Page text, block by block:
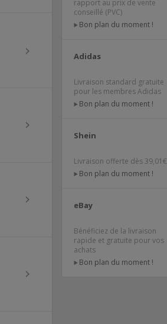
rapport au prix de vente
conseillé (PVC)
Bon plan du moment !
Adidas
Livraison standard gratuite
pour les membres Adidas
Bon plan du moment !
Shein
Livraison offerte dès 39,01€
Bon plan du moment !
eBay
Bénéficiez de la livraison
rapide et gratuite pour vos
achats
Bon plan du moment !